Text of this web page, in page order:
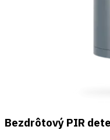
Bezdrôtový PIR